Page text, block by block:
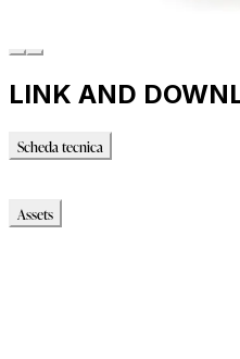
LINK AND
Scheda tecnica
Assets